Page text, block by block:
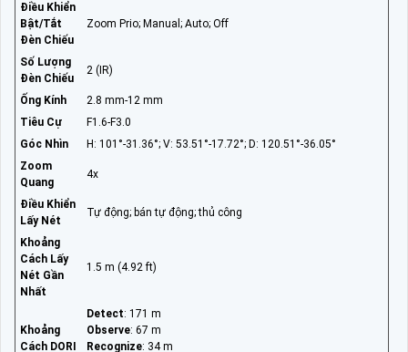
Điều Khiển
Bật/Tắt
Đèn Chiếu
Zoom Prio; Manual; Auto; Off
Số Lượng
Đèn Chiếu
2 (IR)
Ống Kính
2.8 mm-12 mm
Tiêu Cự
F1.6-F3.0
Góc Nhìn
H: 101°-31.36°; V: 53.51°-17.72°; D: 120.51°-36.05°
Zoom
Quang
4x
Điều Khiển
Lấy Nét
Tự động; bán tự động; thủ công
Khoảng
Cách Lấy
Nét Gần
Nhất
1.5 m (4.92 ft)
Khoảng
Cách DORI
Detect: 171 m
Observe: 67 m
Recognize: 34 m